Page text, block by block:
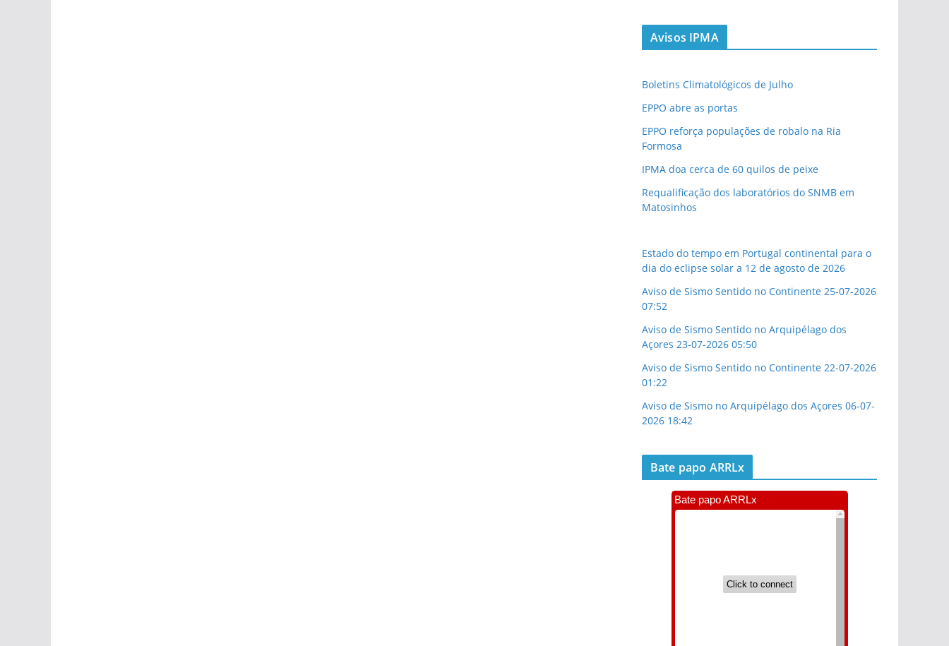
Avisos IPMA
Boletins Climatológicos de Julho
EPPO abre as portas
EPPO reforça populações de robalo na Ria
Formosa
IPMA doa cerca de 60 quilos de peixe
Requalificação dos laboratórios do SNMB em
Matosinhos
Estado do tempo em Portugal continental para o
dia do eclipse solar a 12 de agosto de 2026
Aviso de Sismo Sentido no Continente 25-07-2026
07:52
Aviso de Sismo Sentido no Arquipélago dos
Açores 23-07-2026 05:50
Aviso de Sismo Sentido no Continente 22-07-2026
01:22
Aviso de Sismo no Arquipélago dos Açores 06-07-
2026 18:42
Bate papo ARRLx